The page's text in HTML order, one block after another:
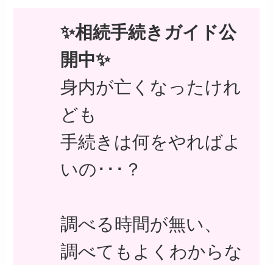
✨相続手続きガイド公
開中✨
身内が亡くなったけれ
ども
手続きは何をやればよ
いの･･･？
調べる時間が無い、
調べてもよくわからな